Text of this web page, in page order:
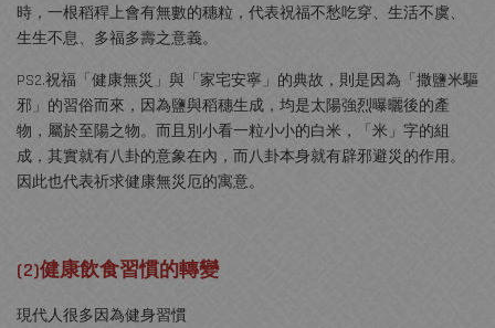
時，一根稻稈上會有無數的穗粒，代表祝福不愁吃穿、生活不虞、
生生不息、多福多壽之意義。
PS2.祝福「健康無災」與「家宅安寧」的典故，則是因為「撒鹽米驅
邪」的習俗而來，因為鹽與稻穗生成，均是太陽強烈曝曬後的產
物，屬於至陽之物。而且別小看一粒小小的白米，「米」字的組
成，其實就有八卦的意象在內，而八卦本身就有辟邪避災的作用。
因此也代表祈求健康無災厄的寓意。
(2)健康飲食習慣的轉變
現代人很多因為健身習慣